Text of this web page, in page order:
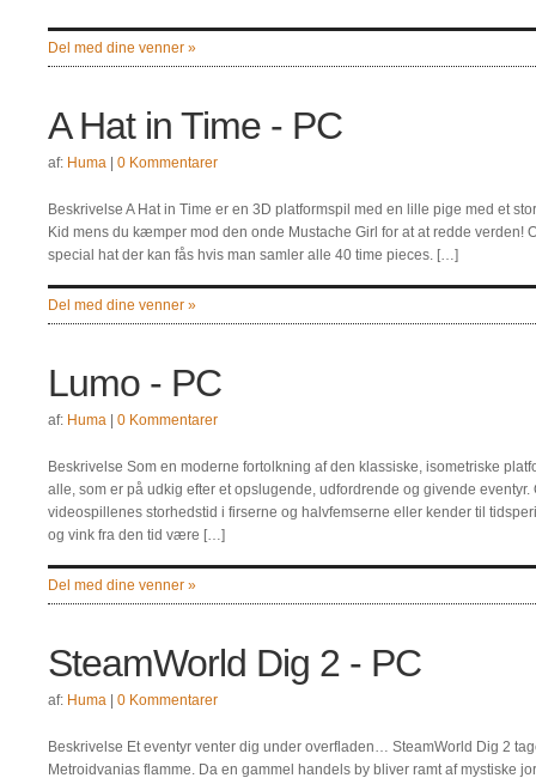
Del med dine venner »
A Hat in Time - PC
af: Huma 0 Kommentarer
Beskrivelse A Hat in Time er en 3D platformspil med en lille pige med et
Kid mens du kæmper mod den onde Mustache Girl for at at redde verden!
special hat der kan fås hvis man samler alle 40 time pieces. […]
Del med dine venner »
Lumo - PC
af: Huma 0 Kommentarer
Beskrivelse Som en moderne fortolkning af den klassiske, isometriske
alle, som er på udkig efter et opslugende, udfordrende og givende
videospillenes storhedstid i firserne og halvfemserne eller kender til
og vink fra den tid være […]
Del med dine venner »
SteamWorld Dig 2 - PC
af: Huma 0 Kommentarer
Beskrivelse Et eventyr venter dig under overfladen… SteamWorld Dig 2
Metroidvanias flamme. Da en gammel handels by bliver ramt af mystiske